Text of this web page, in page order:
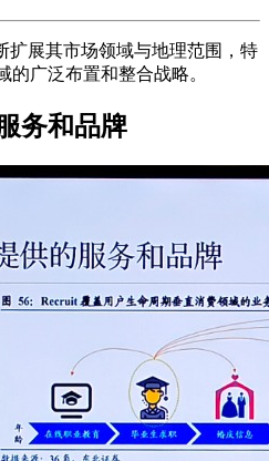
扩展其市场领域与地理范围，特
的广泛布置和整合战略。
务和品牌